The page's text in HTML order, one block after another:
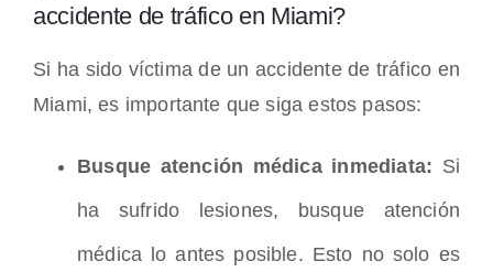
accidente de tráfico en Miami?
Si ha sido víctima de un accidente de tráfico en
Miami, es importante que siga estos pasos:
Busque atención médica inmediata: Si
ha sufrido lesiones, busque atención
médica lo antes posible. Esto no solo es